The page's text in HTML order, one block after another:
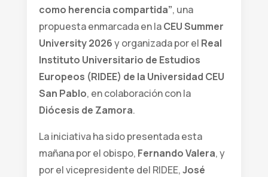
como herencia compartida”, una
propuesta enmarcada en laCEU Summer
University 2026y organizada por el Real
Instituto Universitario de Estudios
Europeos (RIDEE) de la Universidad CEU
San Pablo, en colaboración con la
Diócesis de Zamora.
La iniciativa ha sido presentada esta
mañana por el obispo, Fernando Valera, y
por el vicepresidente del RIDEE,José